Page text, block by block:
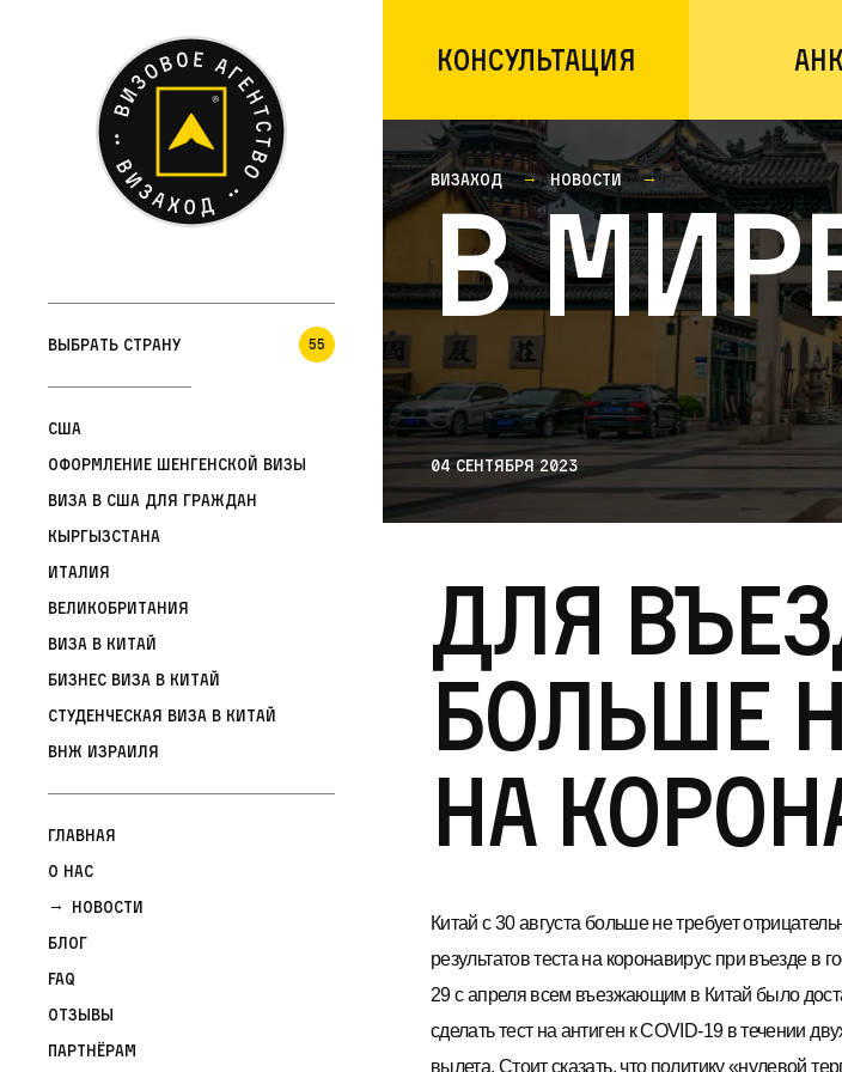
Консультация
Выбрать страну 55
США
Оформление шенгенской визы
Виза в США для граждан
Кыргызстана
Италия
Великобритания
Виза в Китай
Бизнес виза в Китай
Студенческая виза в Китай
ВНЖ Израиля
Главная
О нас
Новости
Блог
FAQ
Отзывы
Партнёрам
Визаход Новости
В
04 сентября 2023
Для
больше
на
Китай с 30 августа больше не требует
результатов теста на коронавирус при въезде в
29 с апреля всем въезжающим в Китай было
сделать тест на антиген к COVID-19 в течении
вылета. Стоит сказать, что политику «нулевой